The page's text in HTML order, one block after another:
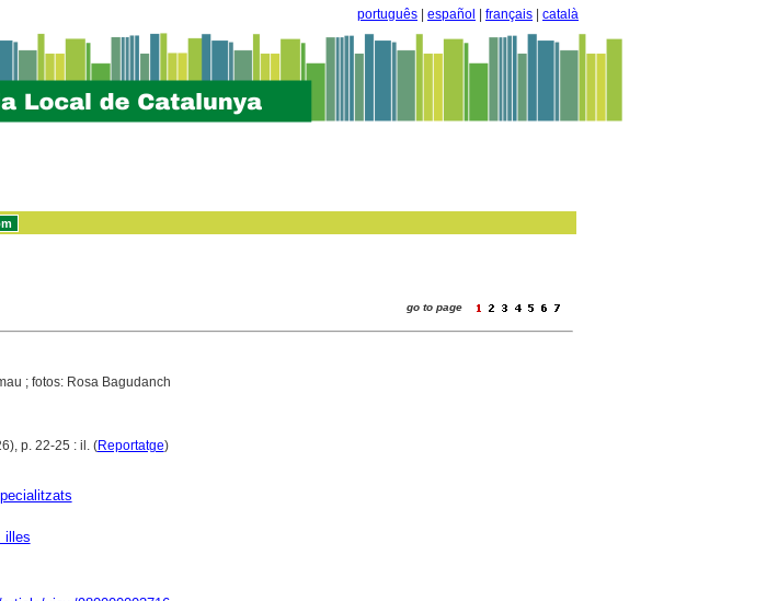
português español français català
go to page
; fotos: Rosa Bagudanch
p. 22-25 : il. (Reportatge)
illes